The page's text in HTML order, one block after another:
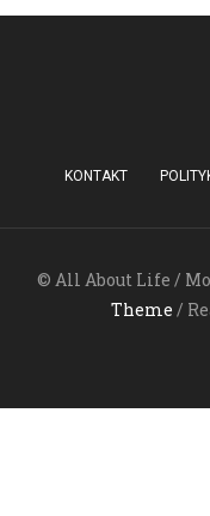
KONTAKT
© All About Life /
Theme /